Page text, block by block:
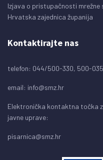
Izjava o pristupačnosti mrežne
Hrvatska zajednica županija
Kontaktirajte nas
telefon: 044/500-330, 500-035
email: info@smz.hr
Elektronička kontaktna točka
javne uprave:
pisarnica@smz.hr